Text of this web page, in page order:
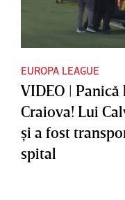
EUROPA LEAGUE
VIDEO |
Craiova! Lui
şi a fost
spital